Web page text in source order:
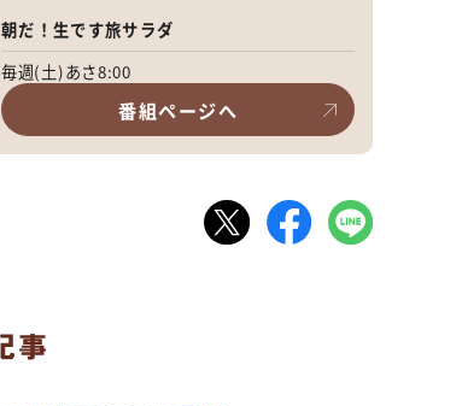
朝だ！生です旅サラダ
毎週(土)あさ8:00
番組ページへ